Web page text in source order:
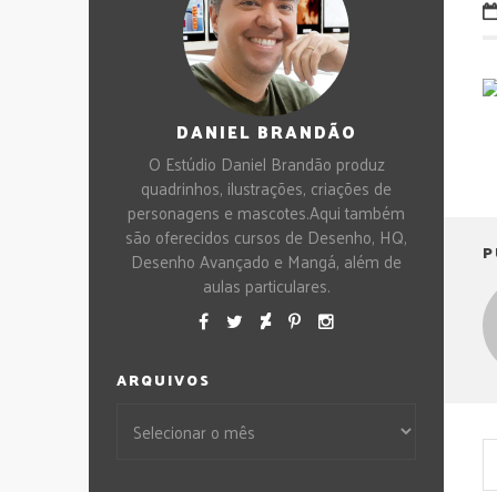
DANIEL BRANDÃO
O Estúdio Daniel Brandão produz
quadrinhos, ilustrações, criações de
personagens e mascotes.Aqui também
são oferecidos cursos de Desenho, HQ,
Desenho Avançado e Mangá, além de
aulas particulares.
ARQUIVOS